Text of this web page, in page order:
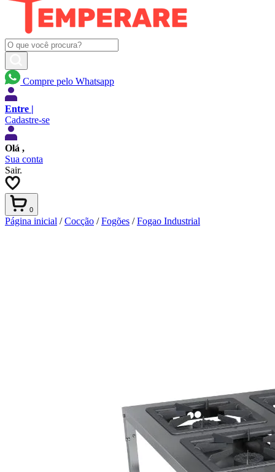
Compre pelo Whatsapp
Entre |
Cadastre-se
Olá ,
Sua conta
Sair.
0
Página inicial /Cocção /Fogões /Fogao Industrial